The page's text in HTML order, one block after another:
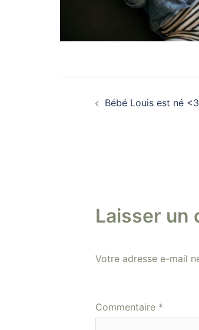
d’article
Bébé Louis est né <3
Laisser un
Votre adresse e-mail
Commentaire *